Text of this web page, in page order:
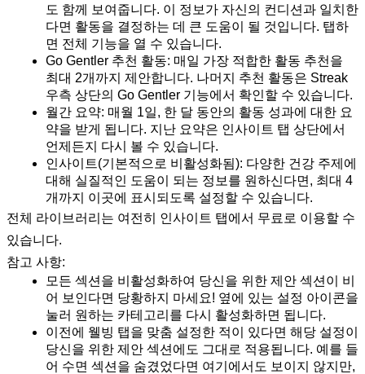
도 함께 보여줍니다. 이 정보가 자신의 컨디션과 일치한
다면 활동을 결정하는 데 큰 도움이 될 것입니다. 탭하
면 전체 기능을 열 수 있습니다.
Go Gentler 추천 활동: 매일 가장 적합한 활동 추천을
최대 2개까지 제안합니다. 나머지 추천 활동은 Streak
우측 상단의 Go Gentler 기능에서 확인할 수 있습니다.
월간 요약: 매월 1일, 한 달 동안의 활동 성과에 대한 요
약을 받게 됩니다. 지난 요약은 인사이트 탭 상단에서
언제든지 다시 볼 수 있습니다.
인사이트(기본적으로 비활성화됨): 다양한 건강 주제에
대해 실질적인 도움이 되는 정보를 원하신다면, 최대 4
개까지 이곳에 표시되도록 설정할 수 있습니다.
전체 라이브러리는 여전히 인사이트 탭에서 무료로 이용할 수
있습니다.
참고 사항:
모든 섹션을 비활성화하여 당신을 위한 제안 섹션이 비
어 보인다면 당황하지 마세요! 옆에 있는 설정 아이콘을
눌러 원하는 카테고리를 다시 활성화하면 됩니다.
이전에 웰빙 탭을 맞춤 설정한 적이 있다면 해당 설정이
당신을 위한 제안 섹션에도 그대로 적용됩니다. 예를 들
어 수면 섹션을 숨겼었다면 여기에서도 보이지 않지만,